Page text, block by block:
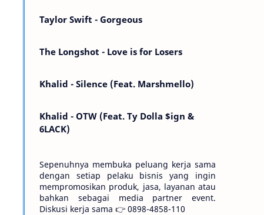
Taylor Swift - Gorgeous
The Longshot - Love is for Losers
Khalid - Silence (Feat. Marshmello)
Khalid - OTW (Feat. Ty Dolla $ign &
6LACK)
Sepenuhnya membuka peluang kerja sama
dengan setiap pelaku bisnis yang ingin
mempromosikan produk, jasa, layanan atau
bahkan sebagai media partner event.
Diskusi kerja sama 👉 0898-4858-110